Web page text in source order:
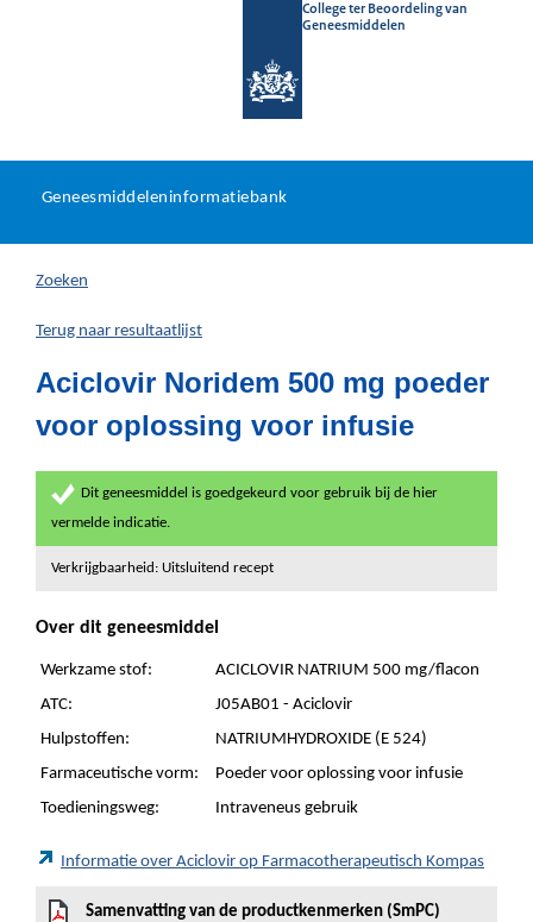
College ter Beoordeling van
Geneesmiddelen
U
hier:
Geneesmiddeleninformatiebank
Zoeken
Terug naar resultaatlijst
Aciclovir Noridem 500 mg poeder
voor oplossing voor infusie
Dit geneesmiddel is goedgekeurd voor gebruik bij de hier
vermelde indicatie.
Verkrijgbaarheid: Uitsluitend recept
Over dit geneesmiddel
Werkzame stof:
ACICLOVIR NATRIUM 500 mg/flacon
ATC:
J05AB01 - Aciclovir
Hulpstoffen:
NATRIUMHYDROXIDE (E 524)
Farmaceutische vorm:
Poeder voor oplossing voor infusie
Toedieningsweg:
Intraveneus gebruik
Informatie over Aciclovir op Farmacotherapeutisch Kompas
Samenvatting van de productkenmerken (SmPC)